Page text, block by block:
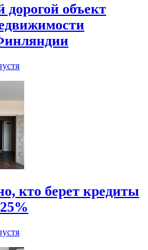
объект
кто берет кредиты